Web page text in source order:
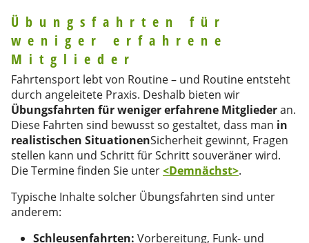
Übungsfahrten für
weniger erfahrene
Mitglieder
Fahrtensport lebt von Routine – und Routine entsteht
durch angeleitete Praxis. Deshalb bieten wir
Übungsfahrten für weniger erfahrene Mitgliederan.
Diese Fahrten sind bewusst so gestaltet, dass man in
realistischen SituationenSicherheit gewinnt, Fragen
stellen kann und Schritt für Schritt souveräner wird.
Die Termine finden Sie unter<Demnächst>.
Typische Inhalte solcher Übungsfahrten sind unter
anderem:
Schleusenfahrten: Vorbereitung, Funk- und